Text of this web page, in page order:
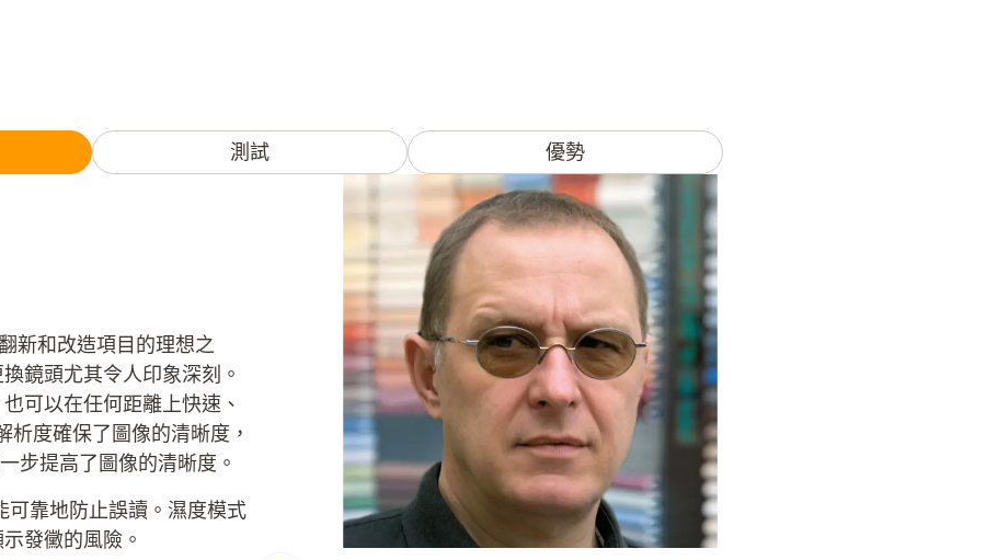
測試 優勢
新和改造項目的理想之
鏡頭尤其令人印象深刻。
可以在任何距離上快速、
度確保了圖像的清晰度，
步提高了圖像的清晰度。
可靠地防止誤讀。濕度模式
發黴的風險。